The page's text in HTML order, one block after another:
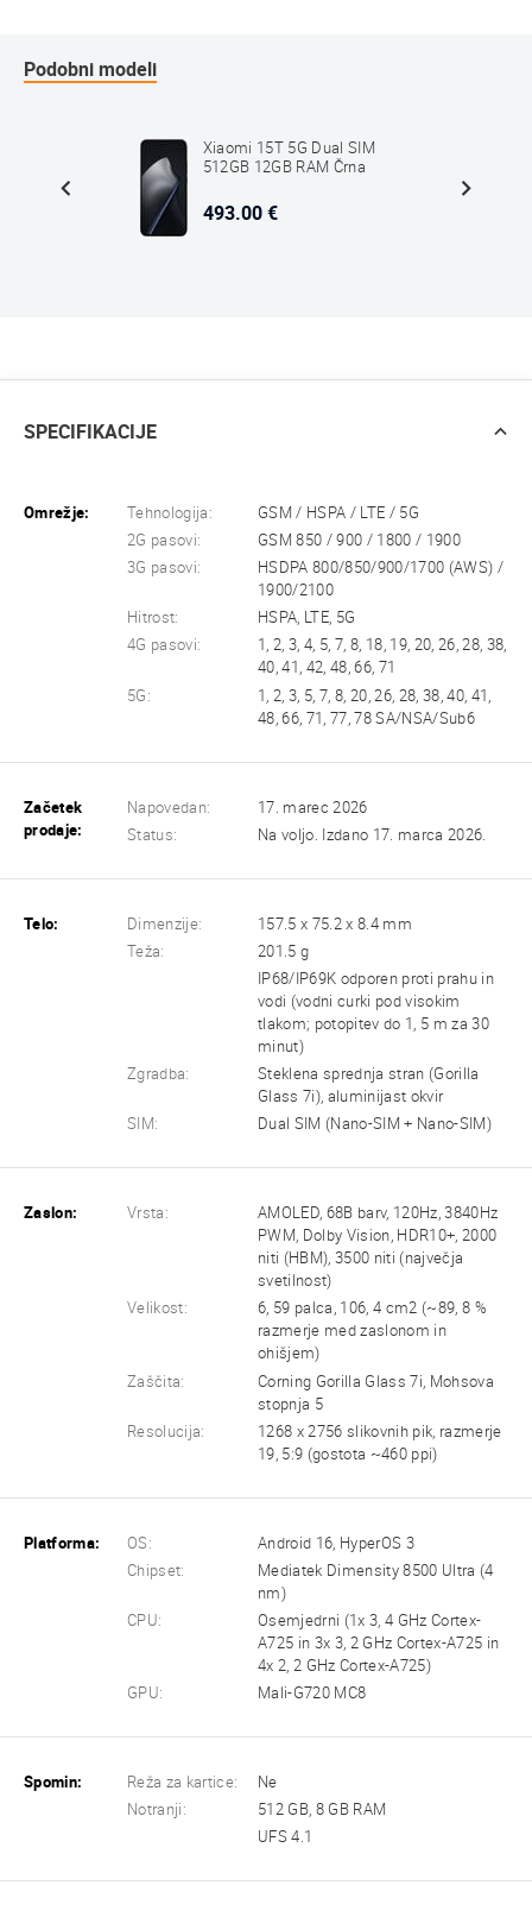
Podobni modeli
Xiaomi 15T 5G Dual SIM
512GB 12GB RAM Črna
493.00 €
SPECIFIKACIJE
Omrežje: Tehnologija:
GSM / HSPA / LTE / 5G
2G pasovi:
GSM 850 / 900 / 1800 / 1900
3G pasovi:
HSDPA 800/850/900/1700 (AWS) /
1900/2100
Hitrost:
HSPA, LTE, 5G
4G pasovi:
1, 2, 3, 4, 5, 7, 8, 18, 19, 20, 26, 28, 38,
40, 41, 42, 48, 66, 71
5G:
1, 2, 3, 5, 7, 8, 20, 26, 28, 38, 40, 41,
48, 66, 71, 77, 78 SA/NSA/Sub6
Začetek
prodaje:
Napovedan:
17. marec 2026
Status:
Na voljo. Izdano 17. marca 2026.
Telo: Dimenzije:
157.5 x 75.2 x 8.4 mm
Teža:
201.5 g
IP68/IP69K odporen proti prahu in
vodi (vodni curki pod visokim
tlakom; potopitev do 1, 5 m za 30
minut)
Zgradba:
Steklena sprednja stran (Gorilla
Glass 7i), aluminijast okvir
SIM:
Dual SIM (Nano-SIM + Nano-SIM)
Zaslon: Vrsta:
AMOLED, 68B barv, 120Hz, 3840Hz
PWM, Dolby Vision, HDR10+, 2000
niti (HBM), 3500 niti (največja
svetilnost)
Velikost:
6, 59 palca, 106, 4 cm2 (~89, 8 %
razmerje med zaslonom in
ohišjem)
Zaščita:
Corning Gorilla Glass 7i, Mohsova
stopnja 5
Resolucija:
1268 x 2756 slikovnih pik, razmerje
19, 5:9 (gostota ~460 ppi)
Platforma: OS:
Android 16, HyperOS 3
Chipset:
Mediatek Dimensity 8500 Ultra (4
nm)
CPU:
Osemjedrni (1x 3, 4 GHz Cortex-
A725 in 3x 3, 2 GHz Cortex-A725 in
4x 2, 2 GHz Cortex-A725)
GPU:
Mali-G720 MC8
Spomin: Reža za kartice:
Ne
Notranji:
512 GB, 8 GB RAM
UFS 4.1